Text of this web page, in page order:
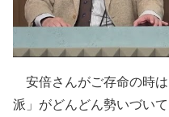
安倍さんがご存命の時
派」がどんどん勢いづい